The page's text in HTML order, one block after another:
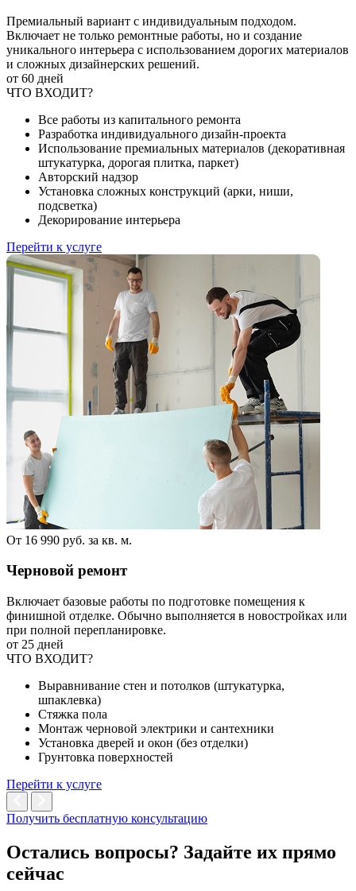
Премиальный вариант с индивидуальным подходом.
Включает не только ремонтные работы, но и создание
уникального интерьера с использованием дорогих материалов
и сложных дизайнерских решений.
от 60 дней
ЧТО ВХОДИТ?
Все работы из капитального ремонта
Разработка индивидуального дизайн-проекта
Использование премиальных материалов (декоративная
штукатурка, дорогая плитка, паркет)
Авторский надзор
Установка сложных конструкций (арки, ниши,
подсветка)
Декорирование интерьера
Перейти к услуге
От 16 990 руб. за кв. м.
Черновой ремонт
Включает базовые работы по подготовке помещения к
финишной отделке. Обычно выполняется в новостройках или
при полной перепланировке.
от 25 дней
ЧТО ВХОДИТ?
Выравнивание стен и потолков (штукатурка,
шпаклевка)
Стяжка пола
Монтаж черновой электрики и сантехники
Установка дверей и окон (без отделки)
Грунтовка поверхностей
Перейти к услуге
Получить бесплатную консультацию
Остались вопросы? Задайте их прямо
сейчас